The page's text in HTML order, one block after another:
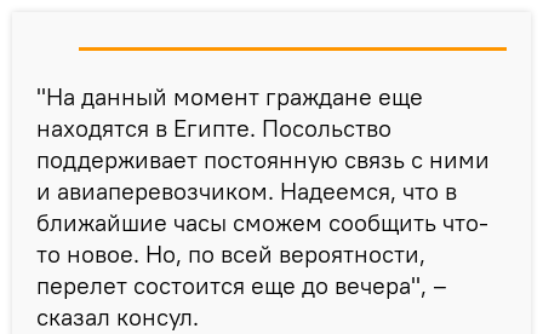
"На данный момент граждане еще
находятся в Египте. Посольство
поддерживает постоянную связь с ними
и авиаперевозчиком. Надеемся, что в
ближайшие часы сможем сообщить что-
то новое. Но, по всей вероятности,
перелет состоится еще до вечера", –
сказал консул.